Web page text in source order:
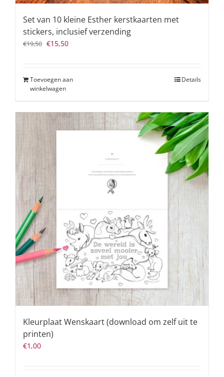
Set van 10 kleine Esther kerstkaarten met
stickers, inclusief verzending
€19,50 Oorspronkelijke
€19,50.
€15,50Huidige
€15,50.
Toevoegen aan
winkelwagen
Details
Kleurplaat Wenskaart (download om zelf uit te
printen)
€1,00